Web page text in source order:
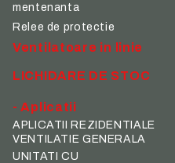
mentenanta
Relee de protectie
Ventilatoare in linie
LICHIDARE DE STOC
- Aplicatii
APLICATII REZIDENTIALE
VENTILATIE GENERALA
UNITATI CU